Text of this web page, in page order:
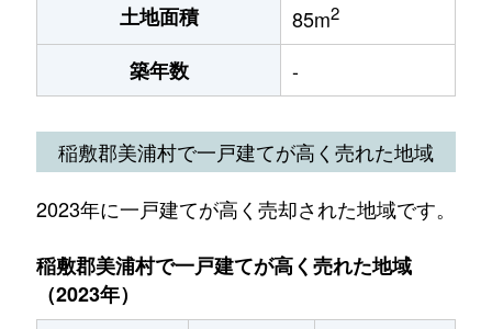
土地面積 85m2
築年数 -
稲敷郡美浦村で一戸建てが高く売れた地域
2023年に一戸建てが高く売却された地域です。
稲敷郡美浦村で一戸建てが高く売れた地域
（2023年）